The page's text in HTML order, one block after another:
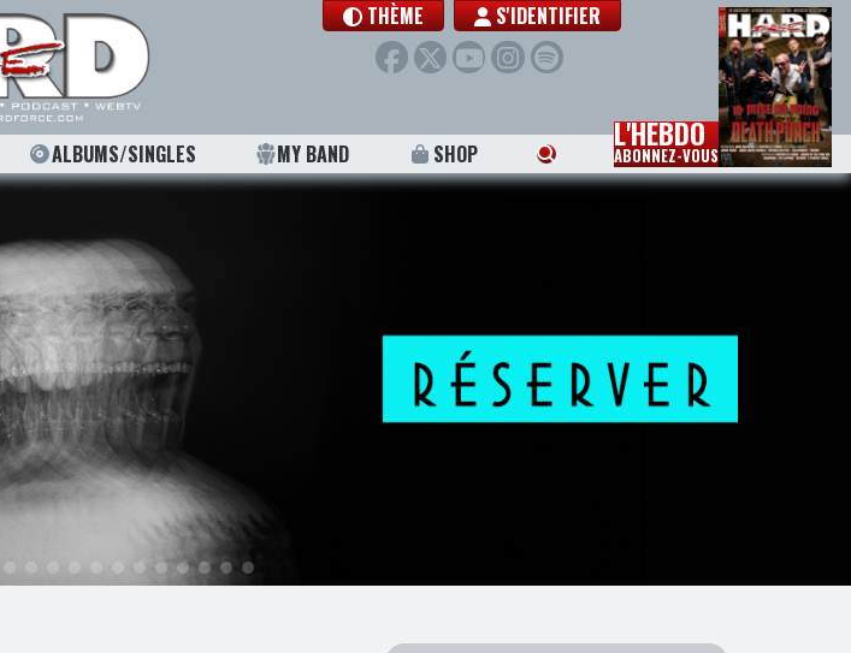
THÈME S'IDENTIFIER
ALBUMS/SINGLES MY BAND SHOP L'HEBDO
ABONNEZ-VOUS